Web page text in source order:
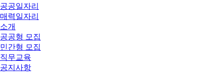
공공일자리
매력일자리
소개
공공형 모집
민간형 모집
직무교육
공지사항